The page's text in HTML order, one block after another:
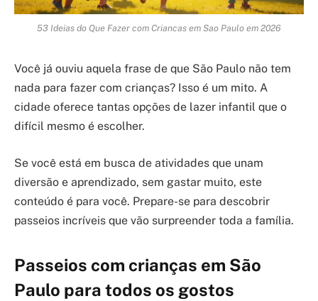
53 Ideias do Que Fazer com Criancas em Sao Paulo em 2026
Você já ouviu aquela frase de que São Paulo não tem
nada para fazer com crianças? Isso é um mito. A
cidade oferece tantas opções de lazer infantil que o
difícil mesmo é escolher.
Se você está em busca de atividades que unam
diversão e aprendizado, sem gastar muito, este
conteúdo é para você. Prepare-se para descobrir
passeios incríveis que vão surpreender toda a família.
Passeios com crianças em São
Paulo para todos os gostos